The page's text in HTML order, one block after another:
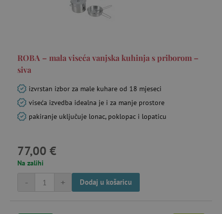
ROBA – mala viseća vanjska kuhinja s priborom –
siva
izvrstan izbor za male kuhare od 18 mjeseci
viseća izvedba idealna je i za manje prostore
pakiranje uključuje lonac, poklopac i lopaticu
77,00 €
Na zalihi
+
- Dodaj u košaricu